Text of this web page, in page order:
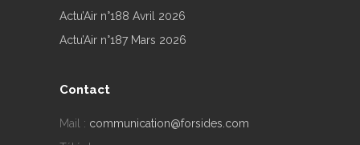
Actu’Air n°188 Avril 2026
Actu’Air n°187 Mars 2026
Contact
Mail : communication@forsides.com